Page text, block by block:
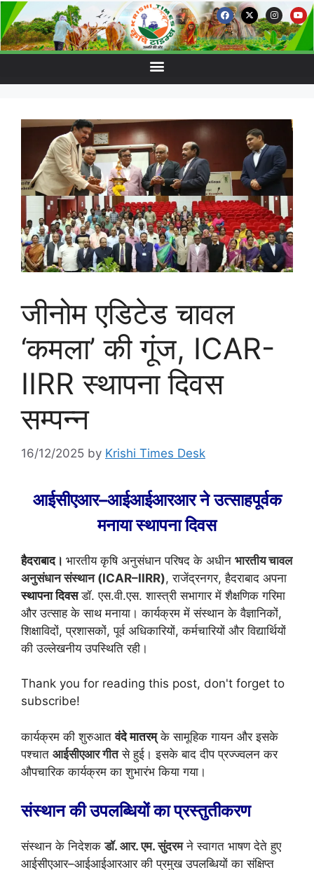
जीनोम एडिटेड चावल
‘कमला’ की गूंज, ICAR-
IIRR स्थापना दिवस
सम्पन्न
16/12/2025 by Krishi Times Desk
आईसीएआर–आईआईआरआर ने उत्साहपूर्वक
मनाया स्थापना दिवस
हैदराबाद। भारतीय कृषि अनुसंधान परिषद के अधीन भारतीय चावल
अनुसंधान संस्थान (ICAR–IIRR), राजेंद्रनगर, हैदराबाद अपना
स्थापना दिवसडॉ. एस.वी.एस. शास्त्री सभागार में शैक्षणिक गरिमा
और उत्साह के साथ मनाया। कार्यक्रम में संस्थान के वैज्ञानिकों,
शिक्षाविदों, प्रशासकों, पूर्व अधिकारियों, कर्मचारियों और विद्यार्थियों
की उल्लेखनीय उपस्थिति रही।
Thank you for reading this post, don't forget to
subscribe!
कार्यक्रम की शुरुआतवंदे मातरम्के सामूहिक गायन और इसके
पश्चात आईसीएआर गीतसे हुई। इसके बाद दीप प्रज्ज्वलन कर
औपचारिक कार्यक्रम का शुभारंभ किया गया।
संस्थान की उपलब्धियों का प्रस्तुतीकरण
संस्थान के निदेशकडॉ. आर. एम. सुंदरम ने स्वागत भाषण देते हुए
आईसीएआर–आईआईआरआर की प्रमुख उपलब्धियों का संक्षिप्त